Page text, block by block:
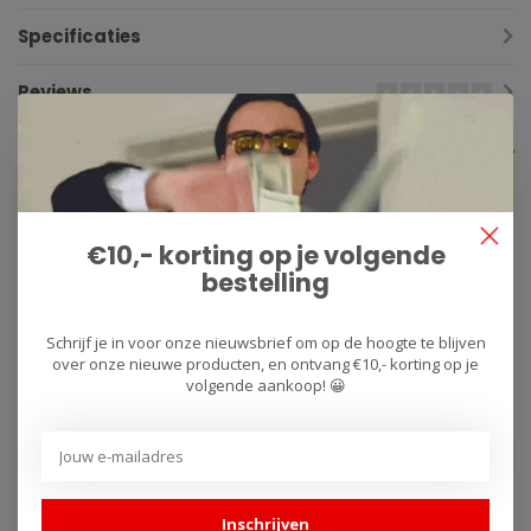
Specificaties
Reviews
Gerelateerde producten
CFMoto 675SR-R /
675SR-S
Hooggeplaatst
Slash-Cut
€10,- korting op je volgende
bestelling
Schrijf je in voor onze nieuwsbrief om op de hoogte te blijven
over onze nieuwe producten, en ontvang €10,- korting op je
volgende aankoop! 😀
Inschrijven